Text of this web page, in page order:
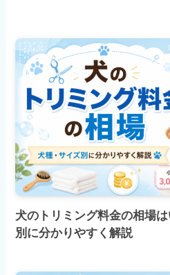
犬のトリミング料金の相場
別に分かりやすく解説